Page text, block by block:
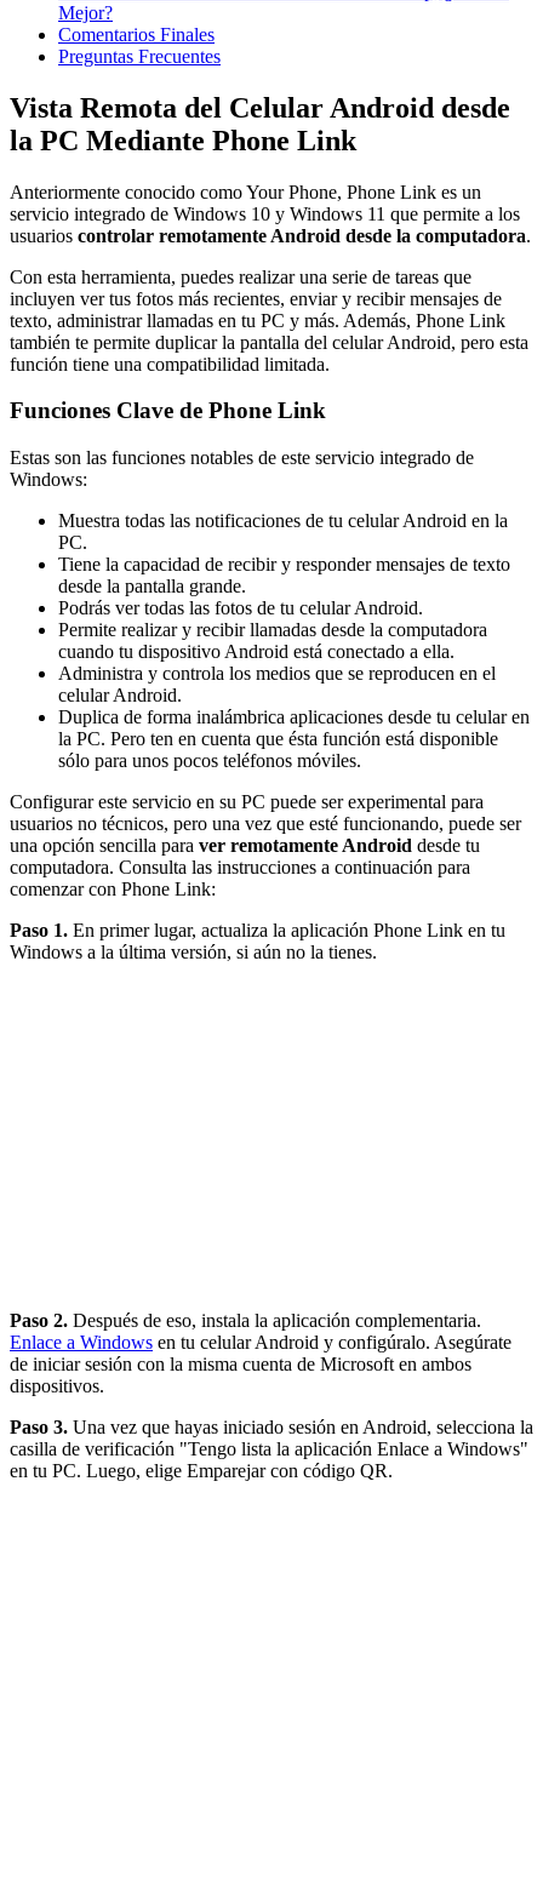
Mejor?
Comentarios Finales
Preguntas Frecuentes
Vista Remota del Celular Android desde
la PC Mediante Phone Link
Anteriormente conocido como Your Phone, Phone Link es un
servicio integrado de Windows 10 y Windows 11 que permite a los
usuarios controlar remotamente Android desde la computadora.
Con esta herramienta, puedes realizar una serie de tareas que
incluyen ver tus fotos más recientes, enviar y recibir mensajes de
texto, administrar llamadas en tu PC y más. Además, Phone Link
también te permite duplicar la pantalla del celular Android, pero esta
función tiene una compatibilidad limitada.
Funciones Clave de Phone Link
Estas son las funciones notables de este servicio integrado de
Windows:
Muestra todas las notificaciones de tu celular Android en la
PC.
Tiene la capacidad de recibir y responder mensajes de texto
desde la pantalla grande.
Podrás ver todas las fotos de tu celular Android.
Permite realizar y recibir llamadas desde la computadora
cuando tu dispositivo Android está conectado a ella.
Administra y controla los medios que se reproducen en el
celular Android.
Duplica de forma inalámbrica aplicaciones desde tu celular en
la PC. Pero ten en cuenta que ésta función está disponible
sólo para unos pocos teléfonos móviles.
Configurar este servicio en su PC puede ser experimental para
usuarios no técnicos, pero una vez que esté funcionando, puede ser
una opción sencilla para ver remotamente Android desde tu
computadora. Consulta las instrucciones a continuación para
comenzar con Phone Link:
Paso 1. En primer lugar, actualiza la aplicación Phone Link en tu
Windows a la última versión, si aún no la tienes.
Paso 2. Después de eso, instala la aplicación complementaria.
Enlace a Windows en tu celular Android y configúralo. Asegúrate
de iniciar sesión con la misma cuenta de Microsoft en ambos
dispositivos.
Paso 3. Una vez que hayas iniciado sesión en Android, selecciona la
casilla de verificación "Tengo lista la aplicación Enlace a Windows"
en tu PC. Luego, elige Emparejar con código QR.